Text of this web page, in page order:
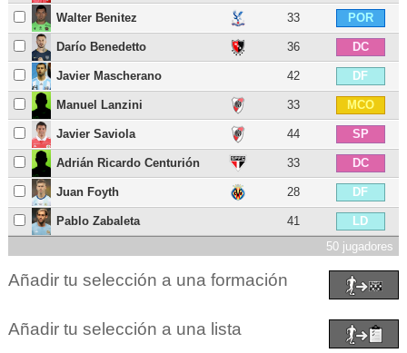
Walter Benitez 33 POR
Darío Benedetto 36 DC
Javier Mascherano 42 DF
Manuel Lanzini 33 MCO
Javier Saviola 44 SP
Adrián Ricardo Centurión 33 DC
Juan Foyth 28 DF
Pablo Zabaleta 41
LD
50 jugadores
Añadir tu selección a una formación
Añadir tu selección a una lista